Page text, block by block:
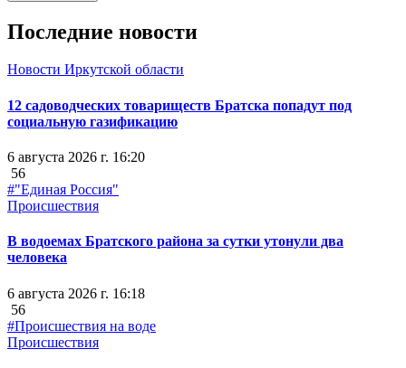
Последние новости
Новости Иркутской области
12 садоводческих товариществ Братска попадут под
социальную газификацию
6 августа 2026 г. 16:20
56
#"Единая Россия"
Происшествия
В водоемах Братского района за сутки утонули два
человека
6 августа 2026 г. 16:18
56
#Происшествия на воде
Происшествия